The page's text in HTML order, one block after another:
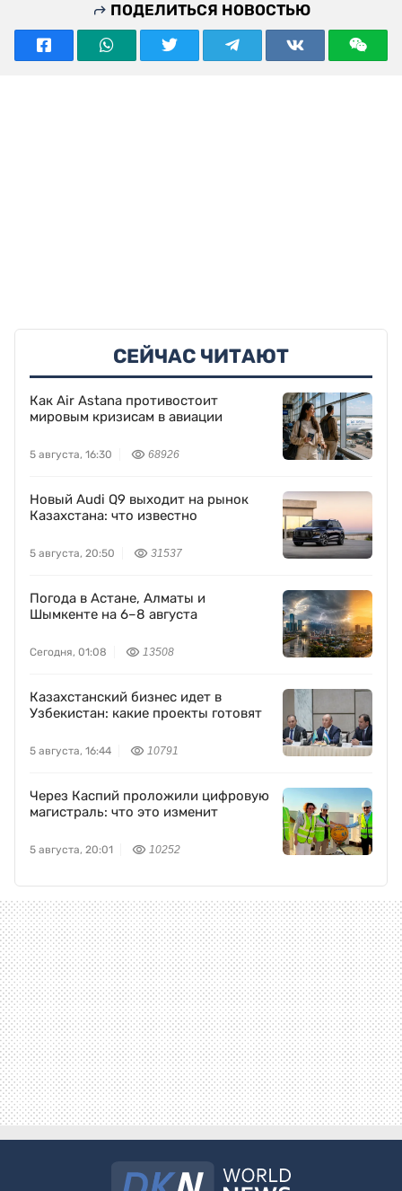
ПОДЕЛИТЬСЯ НОВОСТЬЮ
СЕЙЧАС ЧИТАЮТ
Как Air Astana противостоит
мировым кризисам в авиации
5 августа, 16:30 68926
Новый Audi Q9 выходит на рынок
Казахстана: что известно
5 августа, 20:50 31537
Погода в Астане, Алматы и
Шымкенте на 6–8 августа
Сегодня, 01:08 13508
Казахстанский бизнес идет в
Узбекистан: какие проекты готовят
5 августа, 16:44 10791
Через Каспий проложили цифровую
магистраль: что это изменит
5 августа, 20:01 10252